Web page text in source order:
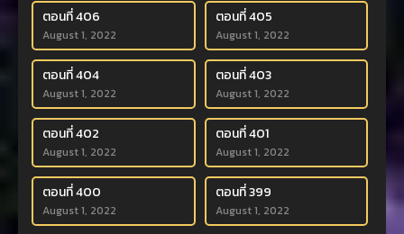
ตอนที่ 406
August 1, 2022
ตอนที่ 405
August 1, 2022
ตอนที่ 404
August 1, 2022
ตอนที่ 403
August 1, 2022
ตอนที่ 402
August 1, 2022
ตอนที่ 401
August 1, 2022
ตอนที่ 400
August 1, 2022
ตอนที่ 399
August 1, 2022